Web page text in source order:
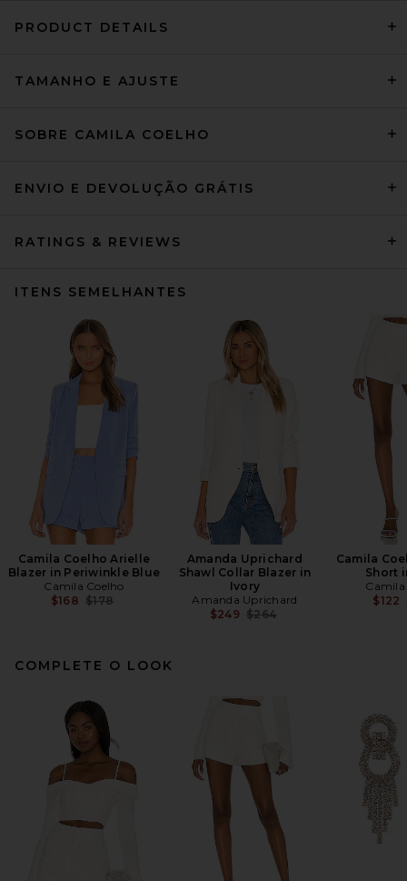
PRODUCT DETAILS
TAMANHO E AJUSTE
SOBRE CAMILA COELHO
ENVIO E DEVOLUÇÃO GRÁTIS
RATINGS & REVIEWS
ITENS SEMELHANTES
Camila Coelho Arielle
Blazer in Periwinkle Blue
Camila Coelho
$168 Previous price:
$178
Amanda Uprichard
Shawl Collar Blazer in
Ivory
Amanda Uprichard
$249 Previous price:
$264
Camila
Short
Camila
$122
COMPLETE O LOOK